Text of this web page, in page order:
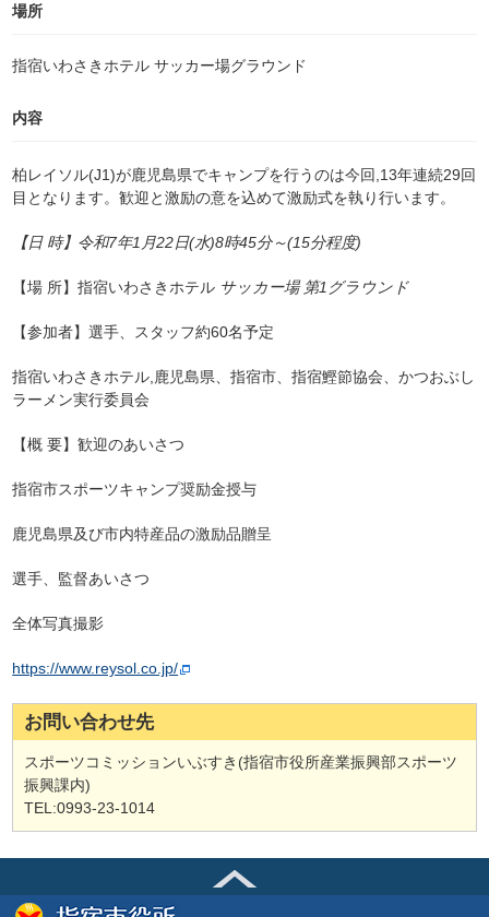
場所
指宿いわさきホテル サッカー場グラウンド
内容
柏レイソル(J1)が鹿児島県でキャンプを行うのは今回,13年連続29回
目となります。歓迎と激励の意を込めて激励式を執り行います。
【日 時】令和7年1月22日(水)8時45分～(15分程度)
【場 所】指宿いわさきホテル サッカー場 第1グラウンド
【参加者】選手、スタッフ約60名予定
指宿いわさきホテル,鹿児島県、指宿市、指宿鰹節協会、かつおぶし
ラーメン実行委員会
【概 要】歓迎のあいさつ
指宿市スポーツキャンプ奨励金授与
鹿児島県及び市内特産品の激励品贈呈
選手、監督あいさつ
全体写真撮影
https://www.reysol.co.jp/
お問い合わせ先
スポーツコミッションいぶすき(指宿市役所産業振興部スポーツ
振興課内)
TEL:0993-23-1014